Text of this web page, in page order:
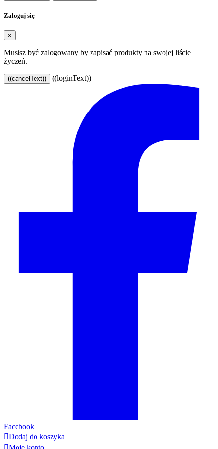
Zaloguj się
×
Musisz być zalogowany by zapisać produkty na swojej liście
życzeń.
((cancelText)) ((loginText))
Facebook
Dodaj do koszyka